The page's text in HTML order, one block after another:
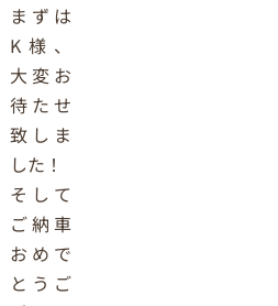
まずは
K様、
大変お
待たせ
致しま
した！
そして
ご納車
おめで
とうご